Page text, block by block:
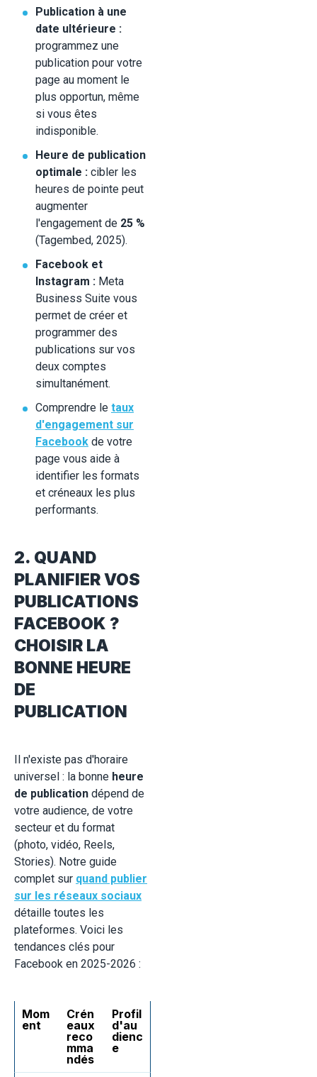
Publication à une
date ultérieure :
programmez une
publication pour votre
page au moment le
plus opportun, même
si vous êtes
indisponible.
Heure de publication
optimale : cibler les
heures de pointe peut
augmenter
l'engagement de 25 %
(Tagembed, 2025).
Facebook et
Instagram : Meta
Business Suite vous
permet de créer et
programmer des
publications sur vos
deux comptes
simultanément.
Comprendre le taux
d'engagement sur
Facebook de votre
page vous aide à
identifier les formats
et créneaux les plus
performants.
2. QUAND
PLANIFIER VOS
PUBLICATIONS
FACEBOOK ?
CHOISIR LA
BONNE HEURE
DE
PUBLICATION
Il n'existe pas d'horaire
universel : la bonne heure
de publication dépend de
votre audience, de votre
secteur et du format
(photo, vidéo, Reels,
Stories). Notre guide
complet sur quand publier
sur les réseaux sociaux
détaille toutes les
plateformes. Voici les
tendances clés pour
Facebook en 2025-2026 :
Mom
ent
Crén
eaux
reco
mma
ndés
Profil
d'au
dienc
e